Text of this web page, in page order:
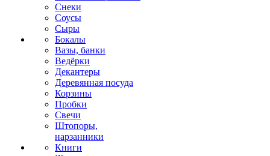
Снеки
Соусы
Сыры
Бокалы
Вазы, банки
Ведёрки
Декантеры
Деревянная посуда
Корзины
Пробки
Свечи
Штопоры,
нарзанники
Книги